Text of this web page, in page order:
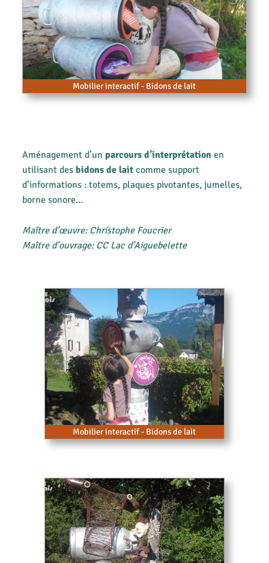
Mobilier interactif - Bidons de lait
Aménagement d’un parcours d’interprétation en
utilisant des bidons de laitcomme support
d’informations : totems, plaques pivotantes, jumelles,
borne sonore…
Maître d’œuvre: Christophe Foucrier
Maître d’ouvrage: CC Lac d’Aiguebelette
Mobilier interactif - Bidons de lait